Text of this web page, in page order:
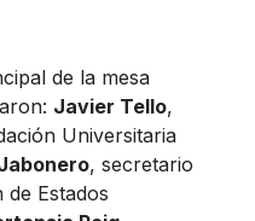
de la mesa
Javier Tello,
Universitaria
, secretario
Estados